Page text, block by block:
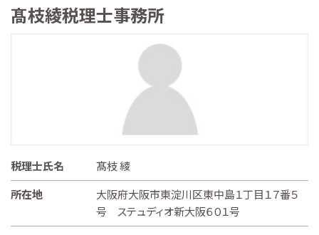
髙枝綾税理士事務所
税理士氏名
髙枝 綾
所在地
大阪府大阪市東淀川区東中島１丁目１７番５
号 ステュディオ新大阪６０１号